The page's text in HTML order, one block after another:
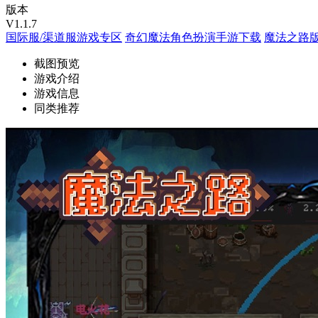
版本
V1.1.7
国际服/渠道服游戏专区 奇幻魔法角色扮演手游下载 魔法之路
截图预览
游戏介绍
游戏信息
同类推荐